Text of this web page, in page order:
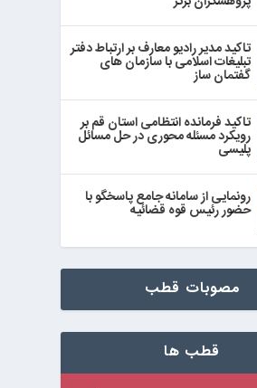
تاکید مدیر رادیو معارف بر ارتباط دفتر
تبلیغات اسلامی با سازمان های
گفتمان ساز
تاکید فرمانده انتظامی استان قم بر
رویکرد مسئله محوری در حل مسائل
پلیسی
رونمایی از سامانه جامع پاسخگو با
حضور رئیس قوه قضائیه
مصوبات قطب
قطب ها